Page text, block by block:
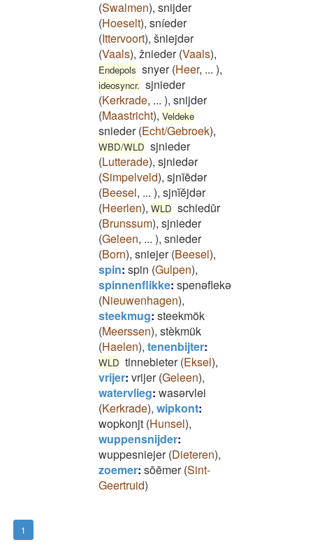
(Swalmen), snijder
(Hoeselt), sníeder
(Ittervoort), šniejdər
(Vaals), žnieder(Vaals),
Endepols snyer(Heer, ... ),
ideosyncr. sjnieder
(Kerkrade, ... ), snijder
(Maastricht), Veldeke
snieder(Echt/Gebroek),
WBD/WLD sjnieder
(Lutterade), sjniedər
(Simpelveld), sjnīēdər
(Beesel, ... ), sjnĭĕjdər
(Heerlen), WLD schiedūr
(Brunssum), sjnieder
(Geleen, ... ), snieder
(Born), sniejer(Beesel),
spin: spin (Gulpen),
spinnenflikke: spenəflekə
(Nieuwenhagen),
steekmug: steekmök
(Meerssen), stèkmük
(Haelen), tenenbijter:
WLD tinnebieter(Eksel),
vrijer: vrijer(Geleen),
watervlieg: wasərvlei
(Kerkrade), wipkont:
wopkonjt (Hunsel),
wuppensnijder:
wuppesniejer(Dieteren),
zoemer: sōēmer(Sint-
Geertruid)
1